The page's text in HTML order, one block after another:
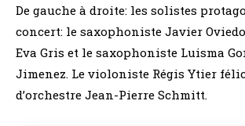
De gauche à droite: les solistes
concert: le saxophoniste Javier
Eva Gris et le saxophoniste Luisma
Jimenez. Le violoniste Régis Ytier
d’orchestre Jean-Pierre Schmitt.